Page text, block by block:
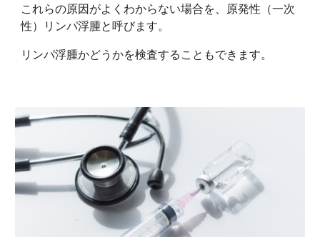
これらの原因がよくわからない場合を、原発性（一次
性）リンパ浮腫と呼びます。
リンパ浮腫かどうかを検査することもできます。